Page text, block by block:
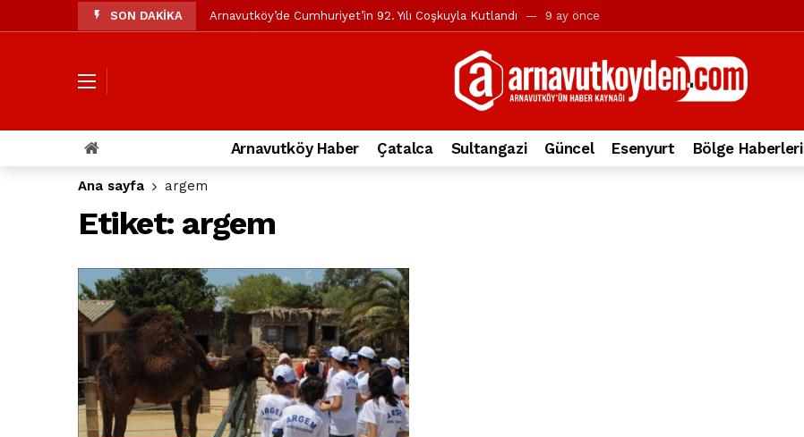
SON DAKİKA Arnavutköy’de Cumhuriyet’in 92. Yılı Coşkuyla Kutlandı 9 ay önce
Özgür Özel’den Arnavutköy Belediyesi’ne ve Mustafa Candaroğlu’na yönelik suçlamalar 10 ay önce
Arnavutköy’ün nüfusu 2024 yılında 344.868’e ulaştı 2 yıl önce
Arnavutköy Taşoluk’ta seyir halindeki otomobil alev alev yandı. 2 yıl önce
Arnavutköy İmrahor Mahallesi sakinleri protesto gösterisi düzenledi 2 yıl önce
Toprak kaydı: 3 hafriyat kamyonu birbirlerinin üzerine devrildi
İstanbul Havalimanı yolundaki kazada, taksideki yolcu öldü
Arnavutkoy Belediyesi’ne su baskını tepkisi
Arnavutköy Haber Çatalca Sultangazi Güncel Esenyurt Bölge Haberleri
Ana sayfa argem
Etiket: argem